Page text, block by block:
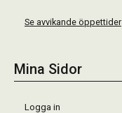
Se avvikande öppettider
Mina Sidor
Logga in